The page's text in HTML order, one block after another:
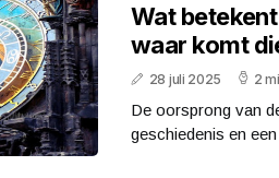
Wat
waar komt
28 juli 2025 2
De oorsprong van
geschiedenis en